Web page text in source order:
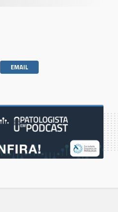
EMAIL